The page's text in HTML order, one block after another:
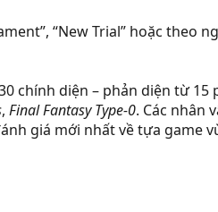
“New Trial” hoặc theo
chính diện – phản diện từ 15
, Final Fantasy Type-0. Các nhân
giá mới nhất về tựa game